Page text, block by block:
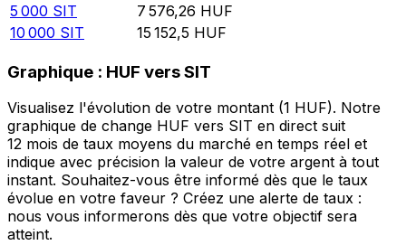
5 000 SIT 7 576,26 HUF
10 000 SIT 15 152,5 HUF
Graphique : HUF vers SIT
Visualisez l'évolution de votre montant (1 HUF). Notre
graphique de change HUF vers SIT en direct suit
12 mois de taux moyens du marché en temps réel et
indique avec précision la valeur de votre argent à tout
instant. Souhaitez-vous être informé dès que le taux
évolue en votre faveur ? Créez une alerte de taux :
nous vous informerons dès que votre objectif sera
atteint.